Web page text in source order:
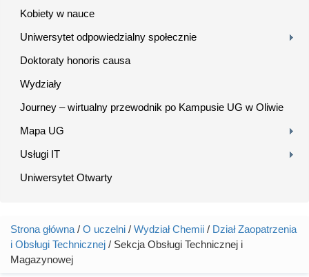
Kobiety w nauce
Uniwersytet odpowiedzialny społecznie
Doktoraty honoris causa
Wydziały
Journey – wirtualny przewodnik po Kampusie UG w Oliwie
Mapa UG
Usługi IT
Uniwersytet Otwarty
Jesteś tutaj
Strona główna / O uczelni / Wydział Chemii / Dział Zaopatrzenia
i Obsługi Technicznej / Sekcja Obsługi Technicznej i
Magazynowej